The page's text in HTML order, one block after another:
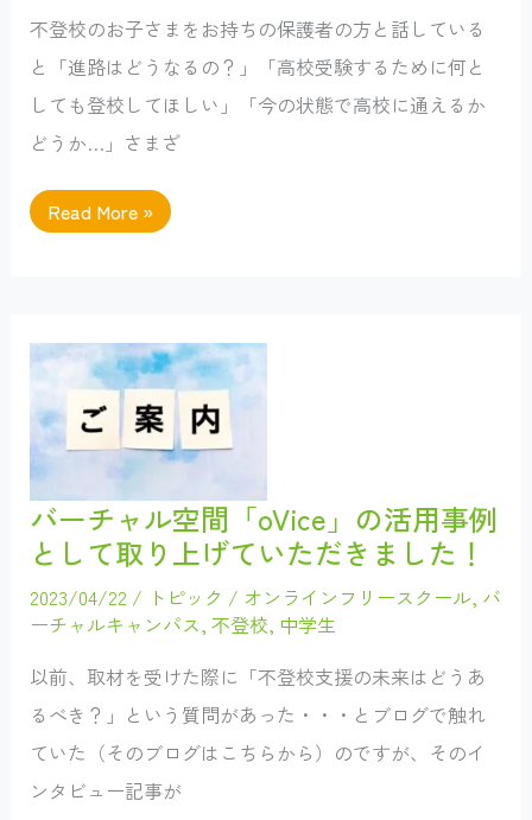
た
不登校のお子さまをお持ちの保護者の方と話している
と「進路はどうなるの？」「高校受験するために何と
しても登校してほしい」「今の状態で高校に通えるか
どうか…」さまざ
不
登
選
択
緒
に
考
え
て
い
き
ま
せ
ん
か？
～
信
制
高
校“オ
ン
ラ
イ
ン”合
Read More »
バーチャル空間「oVice」の活用事例
として取り上げていただきました！
2023/04/22 / トピック / オンラインフリースクール, バ
ーチャルキャンパス, 不登校, 中学生
以前、取材を受けた際に「不登校支援の未来はどうあ
るべき？」という質問があった・・・とブログで触れ
ていた（そのブログはこちらから）のですが、そのイ
ンタビュー記事が